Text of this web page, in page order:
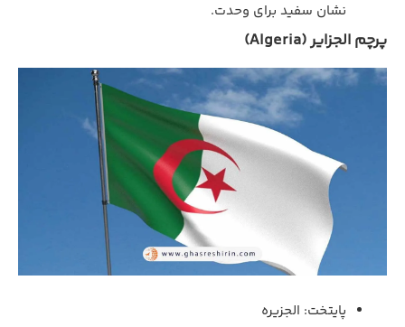
نشان سفید برای وحدت.
پرچم الجزایر (Algeria)
پایتخت: الجزیره